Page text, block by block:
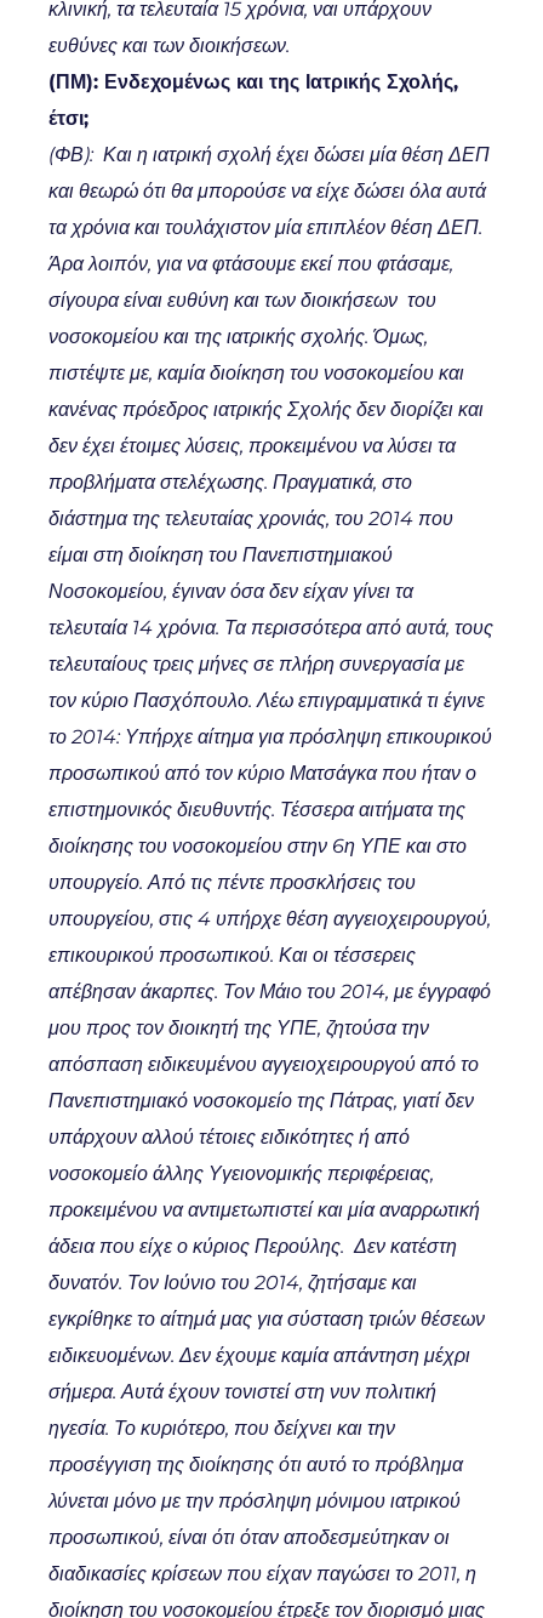
κλινική, τα τελευταία 15 χρόνια, ναι υπάρχουν
ευθύνες και των διοικήσεων.
(ΠΜ): Ενδεχομένως και της Ιατρικής Σχολής,
έτσι;
(ΦΒ): Και η ιατρική σχολή έχει δώσει μία θέση ΔΕΠ
και θεωρώ ότι θα μπορούσε να είχε δώσει όλα αυτά
τα χρόνια και τουλάχιστον μία επιπλέον θέση ΔΕΠ.
Άρα λοιπόν, για να φτάσουμε εκεί που φτάσαμε,
σίγουρα είναι ευθύνη και των διοικήσεων του
νοσοκομείου και της ιατρικής σχολής. Όμως,
πιστέψτε με, καμία διοίκηση του νοσοκομείου και
κανένας πρόεδρος ιατρικής Σχολής δεν διορίζει και
δεν έχει έτοιμες λύσεις, προκειμένου να λύσει τα
προβλήματα στελέχωσης. Πραγματικά, στο
διάστημα της τελευταίας χρονιάς, του 2014 που
είμαι στη διοίκηση του Πανεπιστημιακού
Νοσοκομείου, έγιναν όσα δεν είχαν γίνει τα
τελευταία 14 χρόνια. Τα περισσότερα από αυτά, τους
τελευταίους τρεις μήνες σε πλήρη συνεργασία με
τον κύριο Πασχόπουλο. Λέω επιγραμματικά τι έγινε
το 2014: Υπήρχε αίτημα για πρόσληψη επικουρικού
προσωπικού από τον κύριο Ματσάγκα που ήταν ο
επιστημονικός διευθυντής. Τέσσερα αιτήματα της
διοίκησης του νοσοκομείου στην 6η ΥΠΕ και στο
υπουργείο. Από τις πέντε προσκλήσεις του
υπουργείου, στις 4 υπήρχε θέση αγγειοχειρουργού,
επικουρικού προσωπικού. Και οι τέσσερεις
απέβησαν άκαρπες. Τον Μάιο του 2014, με έγγραφό
μου προς τον διοικητή της ΥΠΕ, ζητούσα την
απόσπαση ειδικευμένου αγγειοχειρουργού από το
Πανεπιστημιακό νοσοκομείο της Πάτρας, γιατί δεν
υπάρχουν αλλού τέτοιες ειδικότητες ή από
νοσοκομείο άλλης Υγειονομικής περιφέρειας,
προκειμένου να αντιμετωπιστεί και μία αναρρωτική
άδεια που είχε ο κύριος Περούλης. Δεν κατέστη
δυνατόν. Τον Ιούνιο του 2014, ζητήσαμε και
εγκρίθηκε το αίτημά μας για σύσταση τριών θέσεων
ειδικευομένων. Δεν έχουμε καμία απάντηση μέχρι
σήμερα. Αυτά έχουν τονιστεί στη νυν πολιτική
ηγεσία. Το κυριότερο, που δείχνει και την
προσέγγιση της διοίκησης ότι αυτό το πρόβλημα
λύνεται μόνο με την πρόσληψη μόνιμου ιατρικού
προσωπικού, είναι ότι όταν αποδεσμεύτηκαν οι
διαδικασίες κρίσεων που είχαν παγώσει το 2011, η
διοίκηση του νοσοκομείου έτρεξε τον διορισμό μιας